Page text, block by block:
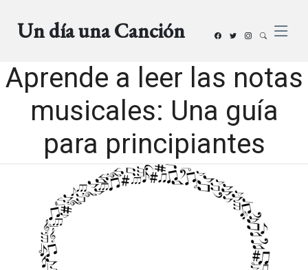
Un día una Canción
Aprende a leer las notas
musicales: Una guía
para principiantes